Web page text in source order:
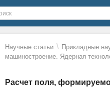
Научные статьи \ Прикладные
машиностроение. Ядерная
Расчет поля,